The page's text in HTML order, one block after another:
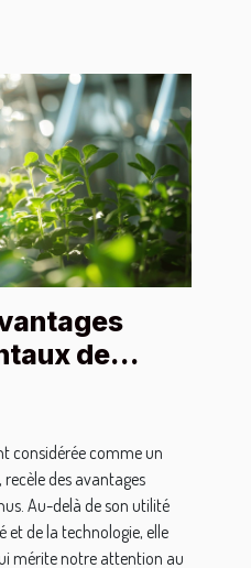
de
considérée comme un
des avantages
Au-delà de son utilité
et de la technologie, elle
mérite notre attention au